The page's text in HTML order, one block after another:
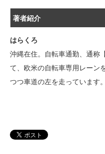
著者紹介
はらくろ
沖縄在住。自転車通勤、通称
て、欧米の自転車専用レーン
つつ車道の左を走っています。